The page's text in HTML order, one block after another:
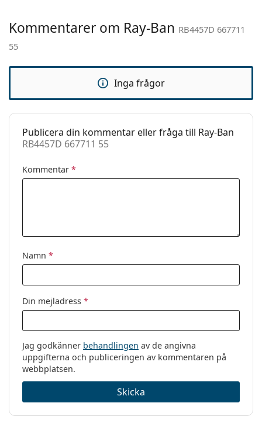
Kön:
Unisex
Kategori:
Varumärke:
Ray-Ban
Enligt mode
Kommentarer om Ray-Ban RB4457D 667711
55
Inga frågor
Publicera din kommentar eller fråga till Ray-Ban
RB4457D 667711 55
Kommentar *
Namn *
Din mejladress *
Jag godkänner behandlingen av de angivna
uppgifterna och publiceringen av kommentaren på
webbplatsen.
Skicka